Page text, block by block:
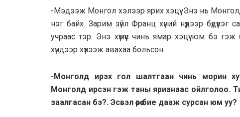
-Мэдээж Монгол хэлээр ярих хэцүү. Энэ нь Монголд
нэг байх. Зарим зүйл Франц хүний нүдээр
учраас тэр. Энэ хүмүүс чинь ямар хэцүү юм бэ
хүндээр хүлээж авахаа больсон.
-Монголд ирэх гол шалтгаан чинь морин
Монголд ирсэн гэж таны ярианаас ойлголоо.
заалгасан бэ?. Эсвэл өөрөө бие дааж сурсан юм уу?